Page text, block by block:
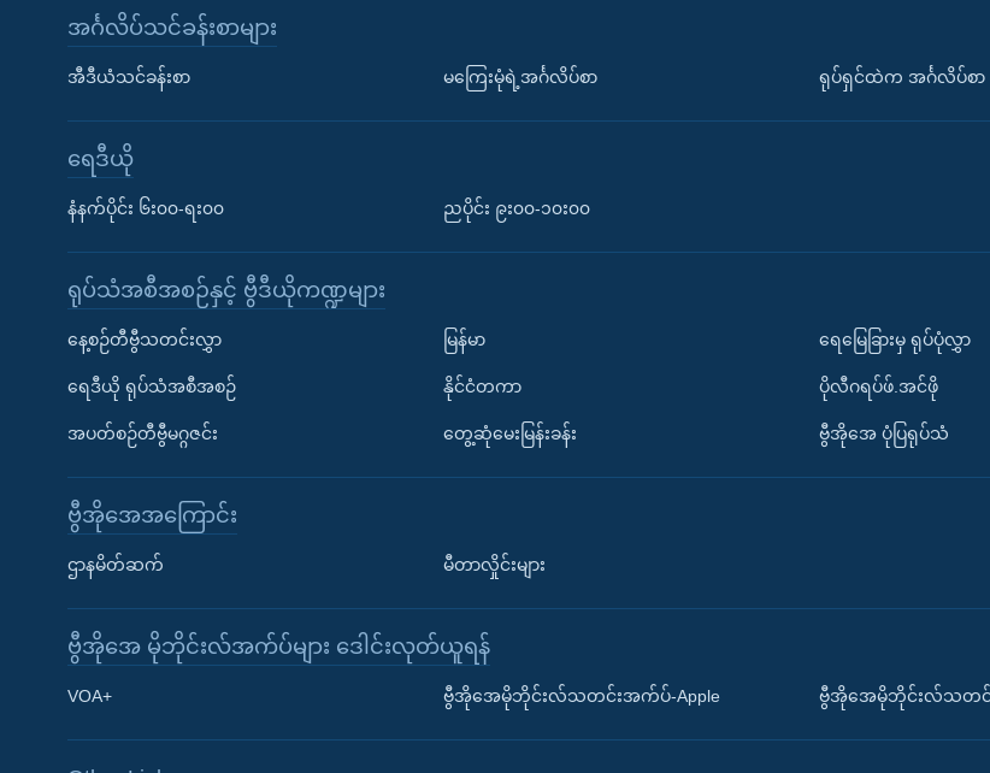
Learning English
အင်္ဂလိပ်သင်ခန်းစာများ
အီဒီယံသင်ခန်းစာ မကြေးမုံရဲ့အင်္ဂလိပ်စာ ရုပ်ရှင်ထဲက အင်္ဂလိပ်စာ
ရေဒီယို
နံနက်ပိုင်း ၆း၀၀-ရး၀၀ ညပိုင်း ၉း၀၀-၁၀း၀၀
ရုပ်သံအစီအစဉ်နှင့် ဗွီဒီယိုကဏ္ဍများ
နေ့စဉ်တီဗွီသတင်းလွှာ
ရေဒီယို ရုပ်သံအစီအစဉ်
အပတ်စဉ်တီဗွီမဂ္ဂဇင်း
မြန်မာ
နိုင်ငံတကာ
တွေ့ဆုံမေးမြန်းခန်း
ရေမြေခြားမှ ရုပ်ပုံလွှာ
ပိုလီဂရပ်ဖ်.အင်ဖို
ဗွီအိုအေ ပုံပြရုပ်သံ
ဗွီအိုအေအကြောင်း
ဌာနမိတ်ဆက် မီတာလှိုင်းများ
ဗွီအိုအေ မိုဘိုင်းလ်အက်ပ်များ ဒေါင်းလုတ်ယူရန်
VOA+ ဗွီအိုအေမိုဘိုင်းလ်သတင်းအက်ပ်-Apple ဗွီအိုအေမိုဘိုင်းလ်သတင်